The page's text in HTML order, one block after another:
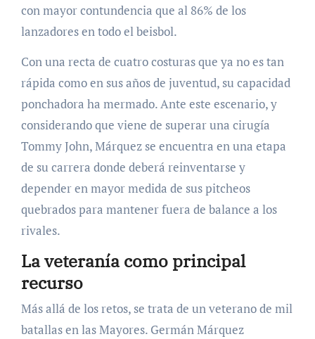
con mayor contundencia que al 86% de los
lanzadores en todo el beisbol.
Con una recta de cuatro costuras que ya no es tan
rápida como en sus años de juventud, su capacidad
ponchadora ha mermado. Ante este escenario, y
considerando que viene de superar una cirugía
Tommy John, Márquez se encuentra en una etapa
de su carrera donde deberá reinventarse y
depender en mayor medida de sus pitcheos
quebrados para mantener fuera de balance a los
rivales.
La veteranía como principal
recurso
Más allá de los retos, se trata de un veterano de mil
batallas en las Mayores. Germán Márquez